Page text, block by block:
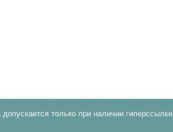
только при наличии гиперссылки